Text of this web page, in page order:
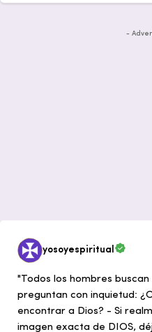
-
yosoyespiritual
"Todos los hombres
preguntan con inquietud:
encontrar a Dios? - Si
imagen exacta de DIOS,